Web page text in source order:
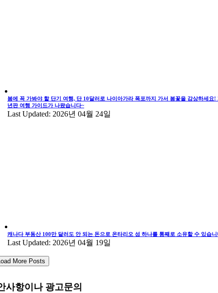
봄에 꼭 가봐야 할 단기 여행, 단 10달러로 나이아가라 폭포까지 가서 봄꽃을 감상하세요!
년판 여행 가이드가 나왔습니다~
Last Updated: 2026년 04월 24일
캐나다 부동산 100만 달러도 안 되는 돈으로 온타리오 섬 하나를 통째로 소유할 수 있습니
Last Updated: 2026년 04월 19일
More Posts
사항이나 광고문의